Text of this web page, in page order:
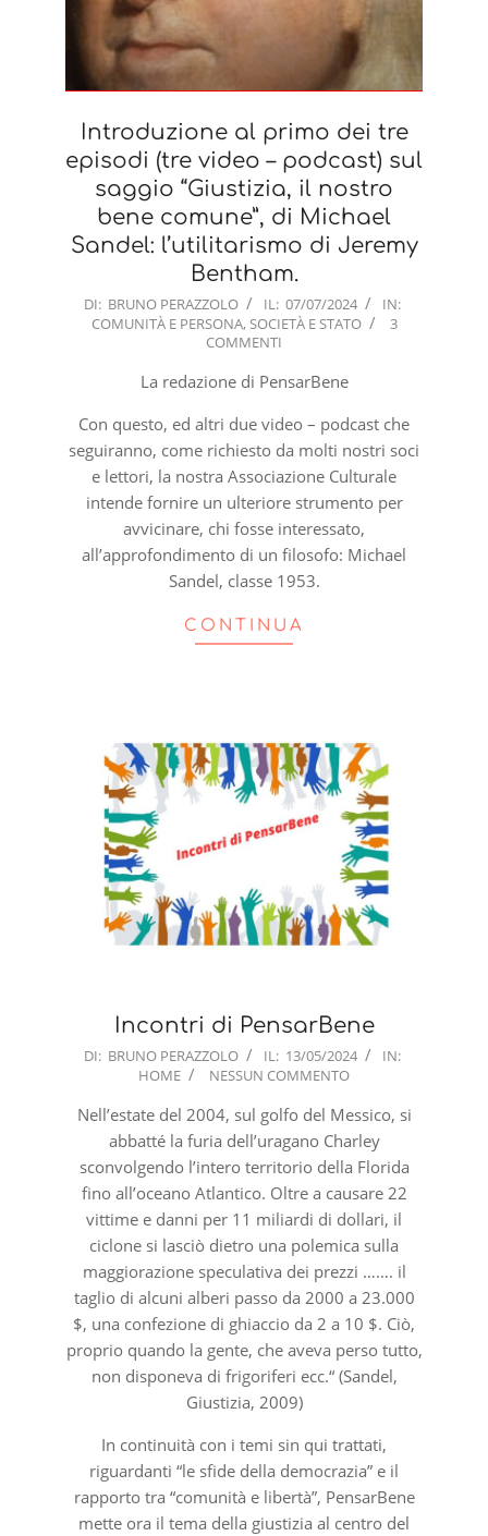
Introduzione al primo dei tre
episodi (tre video – podcast) sul
saggio “Giustizia, il nostro
bene comune”, di Michael
Sandel: l’utilitarismo di Jeremy
Bentham.
2024-
DI: BRUNO PERAZZOLO IL: 07/07/2024
IN:
COMUNITÀ E PERSONA, SOCIETÀ E STATO
3
COMMENTI
La redazione di PensarBene
Con questo, ed altri due video – podcast che
seguiranno, come richiesto da molti nostri soci
e lettori, la nostra Associazione Culturale
intende fornire un ulteriore strumento per
avvicinare, chi fosse interessato,
all’approfondimento di un filosofo: Michael
Sandel, classe 1953.
CONTINUA
Incontri di PensarBene
2024-
13
DI: BRUNO PERAZZOLO IL: 13/05/2024
IN:
HOME
NESSUN COMMENTO
Nell’estate del 2004, sul golfo del Messico, si
abbatté la furia dell’uragano Charley
sconvolgendo l’intero territorio della Florida
fino all’oceano Atlantico. Oltre a causare 22
vittime e danni per 11 miliardi di dollari, il
ciclone si lasciò dietro una polemica sulla
maggiorazione speculativa dei prezzi ……. il
taglio di alcuni alberi passo da 2000 a 23.000
$, una confezione di ghiaccio da 2 a 10 $. Ciò,
proprio quando la gente, che aveva perso tutto,
non disponeva di frigoriferi ecc.“ (Sandel,
Giustizia, 2009)
In continuità con i temi sin qui trattati,
riguardanti “le sfide della democrazia” e il
rapporto tra “comunità e libertà”, PensarBene
mette ora il tema della giustizia al centro del